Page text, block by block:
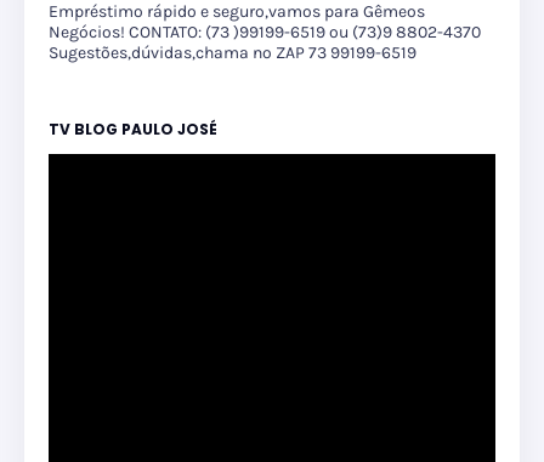
Empréstimo rápido e seguro,vamos para Gêmeos
Negócios! CONTATO: (73 )99199-6519 ou (73)9 8802-4370
Sugestões,dúvidas,chama no ZAP 73 99199-6519
TV BLOG PAULO JOSÉ